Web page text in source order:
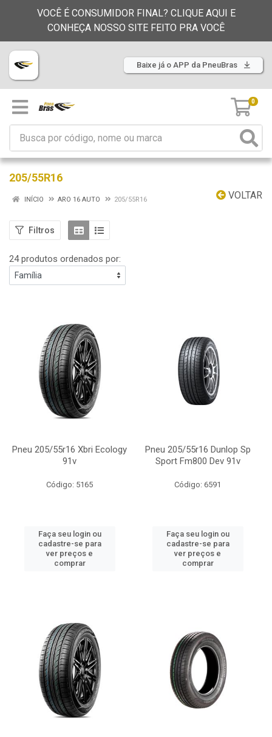
VOCÊ É CONSUMIDOR FINAL? CLIQUE AQUI E
CONHEÇA NOSSO SITE FEITO PRA VOCÊ
Baixe já o APP da PneuBras
0
205/55R16
VOLTAR
INÍCIO ARO 16 AUTO 205/55R16
Filtros
24 produtos ordenados por:
Pneu 205/55r16 Xbri Ecology
91v
Código: 5165
Faça seu login ou
cadastre-se para
ver preços e
comprar
Pneu 205/55r16 Dunlop Sp
Sport Fm800 Dev 91v
Código: 6591
Faça seu login ou
cadastre-se para
ver preços e
comprar